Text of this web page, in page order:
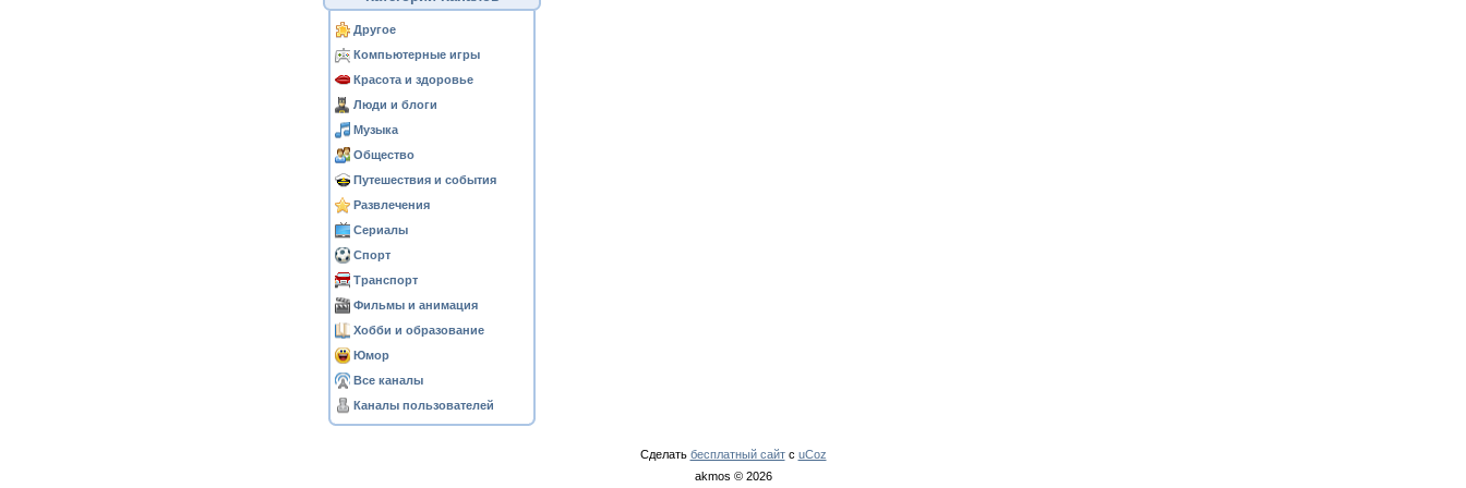
Другое
Компьютерные игры
Красота и здоровье
Люди и блоги
Музыка
Общество
Путешествия и события
Развлечения
Сериалы
Спорт
Транспорт
Фильмы и анимация
Хобби и образование
Юмор
Все каналы
Каналы пользователей
Сделать бесплатный сайтс uCoz
akmos © 2026